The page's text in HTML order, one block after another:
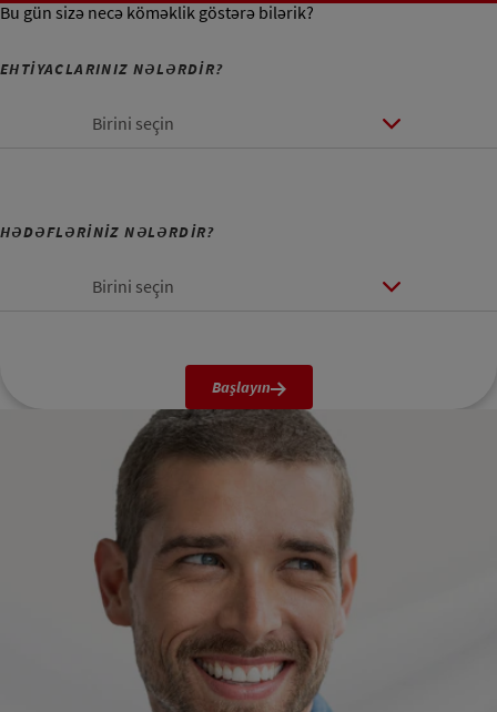
Bu gün sizə necə köməklik göstərə bilərik?
EHTİYACLARINIZ NƏLƏRDİR?
Birini seçin
HƏDƏFLƏRİNİZ NƏLƏRDİR?
Birini seçin
Başlayın